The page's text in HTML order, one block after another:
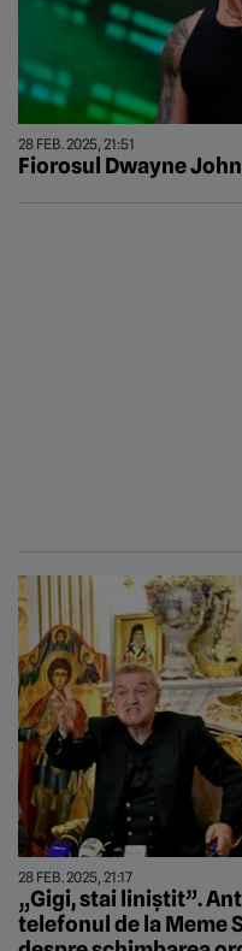
28 FEB. 2025, 21:51
Fiorosul Dwayne
28 FEB. 2025, 21:17
„Gigi, stai liniștit”.
telefonul de la Meme